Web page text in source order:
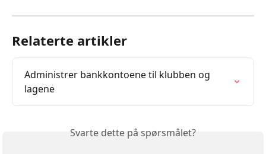
Relaterte artikler
Administrer bankkontoene til klubben og
lagene
Svarte dette på spørsmålet?